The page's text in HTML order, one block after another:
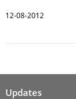
12-08-2012
Updates